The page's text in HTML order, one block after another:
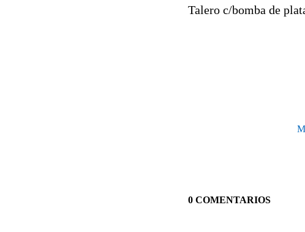
Talero c/bomba de
0 COMENTARIOS